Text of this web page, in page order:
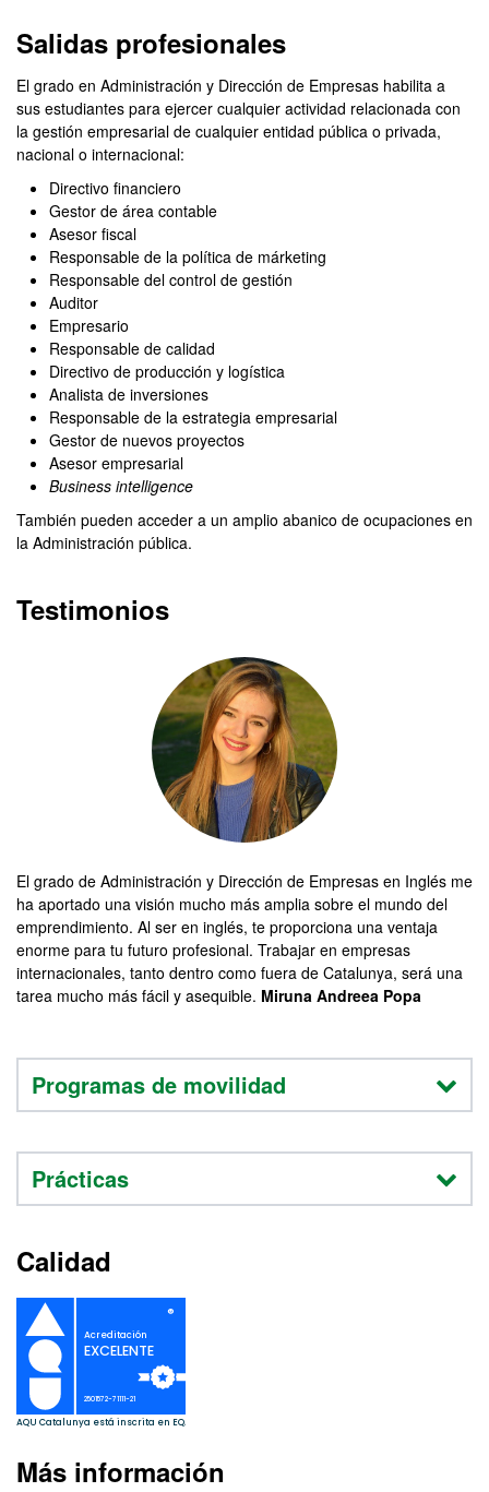
Salidas profesionales
El grado en Administración y Dirección de Empresas habilita a
sus estudiantes para ejercer cualquier actividad relacionada con
la gestión empresarial de cualquier entidad pública o privada,
nacional o internacional:
Directivo financiero
Gestor de área contable
Asesor fiscal
Responsable de la política de márketing
Responsable del control de gestión
Auditor
Empresario
Responsable de calidad
Directivo de producción y logística
Analista de inversiones
Responsable de la estrategia empresarial
Gestor de nuevos proyectos
Asesor empresarial
Business intelligence
También pueden acceder a un amplio abanico de ocupaciones en
la Administración pública.
Testimonios
El grado de Administración y Dirección de Empresas en Inglés me
ha aportado una visión mucho más amplia sobre el mundo del
emprendimiento. Al ser en inglés, te proporciona una ventaja
enorme para tu futuro profesional. Trabajar en empresas
internacionales, tanto dentro como fuera de Catalunya, será una
tarea mucho más fácil y asequible. Miruna Andreea Popa
Programas de movilidad
Prácticas
Calidad
Más información